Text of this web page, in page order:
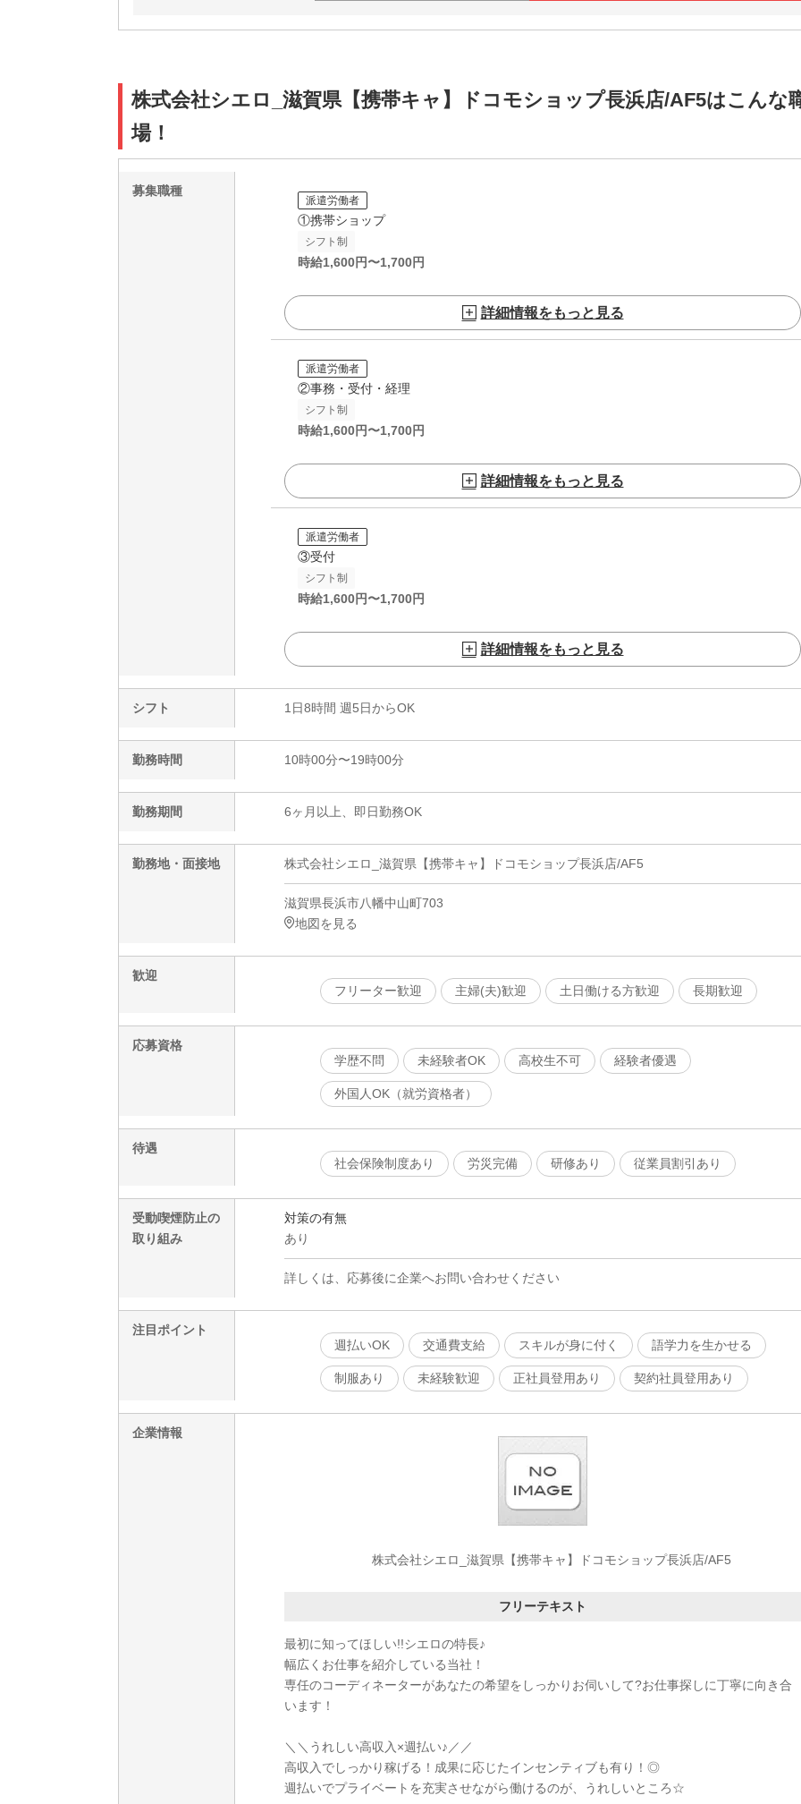
株式会社シエロ_滋賀県【携帯キャ】ドコモショップ長浜店/AF5はこんな
場！
募集職種
派遣労働者
①携帯ショップ
シフト制
時給1,600円〜1,700円
詳細情報をもっと見る
派遣労働者
②事務・受付・経理
シフト制
時給1,600円〜1,700円
詳細情報をもっと見る
派遣労働者
③受付
シフト制
時給1,600円〜1,700円
詳細情報をもっと見る
シフト 1日8時間 週5日からOK
勤務時間 10時00分〜19時00分
勤務期間 6ヶ月以上、即日勤務OK
勤務地・面接地 株式会社シエロ_滋賀県【携帯キャ】ドコモショップ長浜店/AF5
滋賀県長浜市八幡中山町703
地図を見る
歓迎
フリーター歓迎
主婦(夫)歓迎 土日働ける方歓迎 長期歓迎
応募資格
学歴不問
未経験者OK 高校生不可 経験者優遇
外国人OK（就労資格者）
待遇
社会保険制度あり
労災完備 研修あり 従業員割引あり
受動喫煙防止の
取り組み
対策の有無
あり
詳しくは、応募後に企業へお問い合わせください
注目ポイント
週払いOK
交通費支給 スキルが身に付く 語学力を生かせる
制服あり 未経験歓迎 正社員登用あり 契約社員登用あり
企業情報
株式会社シエロ_滋賀県【携帯キャ】ドコモショップ長浜店/AF5
フリーテキスト
最初に知ってほしい!!シエロの特長♪
幅広くお仕事を紹介している当社！
専任のコーディネーターがあなたの希望をしっかりお伺いして?お仕事探しに丁寧に向き合
います！
＼＼うれしい高収入×週払い♪／／
高収入でしっかり稼げる！成果に応じたインセンティブも有り！◎
週払いでプライベートを充実させながら働けるのが、うれしいところ☆